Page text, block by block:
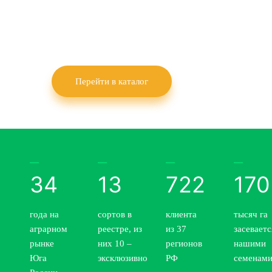
Перейти в каталог
34
года на
аграрном
рынке
Юга
13
сортов в
реестре, из
них 10 –
эксклюзивно
722
клиента
из 37
регионов
РФ
170
тысяч га
нашими